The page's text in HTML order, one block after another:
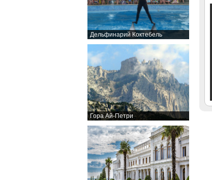
Дельфинарий Коктебель
Гора Ай-Петри